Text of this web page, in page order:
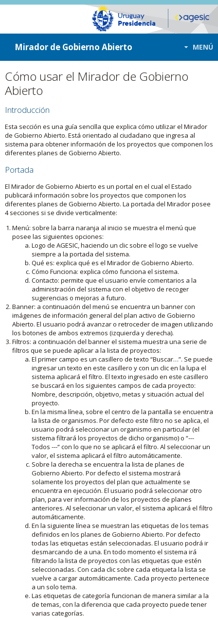
ir a contenido
ir al menú
Mirador de Gobierno Abierto MENÚ
Cómo usar el Mirador de Gobierno
Abierto
Introducción
Esta sección es una guía sencilla que explica cómo utilizar el Mirador
de Gobierno Abierto. Está orientado al ciudadano que ingresa al
sistema para obtener información de los proyectos que componen los
diferentes planes de Gobierno Abierto.
Portada
El Mirador de Gobierno Abierto es un portal en el cual el Estado
publicará información sobre los proyectos que componen los
diferentes planes de Gobierno Abierto. La portada del Mirador posee
4 secciones si se divide verticalmente:
Menú: sobre la barra naranja al inicio se muestra el menú que
posee las siguientes opciones:
Logo de AGESIC, haciendo un clic sobre el logo se vuelve
siempre a la portada del sistema.
Qué es: explica qué es el Mirador de Gobierno Abierto.
Cómo Funciona: explica cómo funciona el sistema.
Contacto: permite que el usuario envíe comentarios a la
administración del sistema con el objetivo de recoger
sugerencias o mejoras a futuro.
Banner: a continuación del menú se encuentra un banner con
imágenes de información general del plan activo de Gobierno
Abierto. El usuario podrá avanzar o retroceder de imagen utilizando
los botones de ambos extremos (izquierda y derecha).
Filtros: a continuación del banner el sistema muestra una serie de
filtros que se puede aplicar a la lista de proyectos:
El primer campo es un casillero de texto “Buscar…”. Se puede
ingresar un texto en este casillero y con un clic en la lupa el
sistema aplicará el filtro. El texto ingresado en este casillero
se buscará en los siguientes campos de cada proyecto:
Nombre, descripción, objetivo, metas y situación actual del
proyecto.
En la misma línea, sobre el centro de la pantalla se encuentra
la lista de organismos. Por defecto este filtro no se aplica, el
usuario podrá seleccionar un organismo en particular (el
sistema filtrará los proyectos de dicho organismo) o “---
Todos ---“ con lo que no se aplicará el filtro. Al seleccionar un
valor, el sistema aplicará el filtro automáticamente.
Sobre la derecha se encuentra la lista de planes de
Gobierno Abierto. Por defecto el sistema mostrará
solamente los proyectos del plan que actualmente se
encuentra en ejecución. El usuario podrá seleccionar otro
plan, para ver información de los proyectos de planes
anteriores. Al seleccionar un valor, el sistema aplicará el filtro
automáticamente.
En la siguiente línea se muestran las etiquetas de los temas
definidos en los planes de Gobierno Abierto. Por defecto
todas las etiquetas están seleccionadas. El usuario podrá ir
desmarcando de a una. En todo momento el sistema irá
filtrando la lista de proyectos con las etiquetas que estén
seleccionadas. Con cada clic sobre cada etiqueta la lista se
vuelve a cargar automáticamente. Cada proyecto pertenece
a un solo tema.
Las etiquetas de categoría funcionan de manera similar a la
de temas, con la diferencia que cada proyecto puede tener
varias categorías.